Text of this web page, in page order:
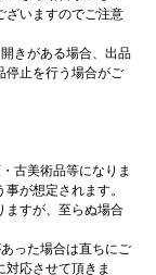
ざいますのでご注意
きがある場合、出品
停止を行う場合がご
古美術品等になりま
が想定されます。
ますが、至らぬ場合
った場合は直ちにご
応させて頂きま